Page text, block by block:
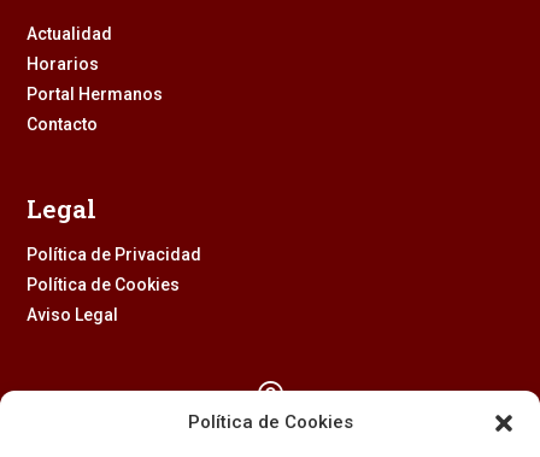
Política de Cookies
Actualidad
Horarios
Portal Hermanos
Contacto
Legal
Política de Privacidad
Política de Cookies
Aviso Legal
